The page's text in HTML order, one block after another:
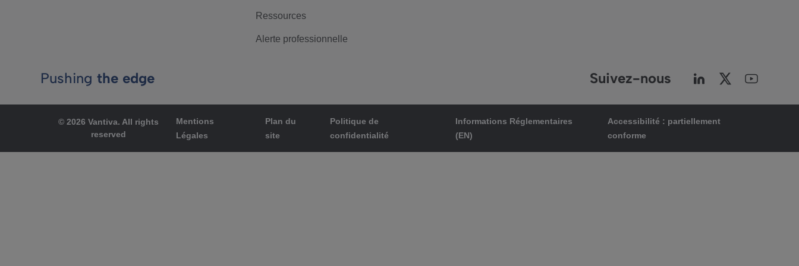
Ressources
Alerte professionnelle
Pushing the edge Suivez-nous
© 2026 Vantiva. All rights
reserved
Mentions
Légales
Plan du
site
Politique de
confidentialité
Informations Réglementaires
(EN)
Accessibilité : partiellement
conforme